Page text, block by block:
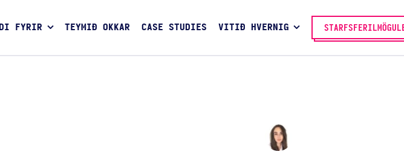
FYRIR TEYMIÐ OKKAR CASE STUDIES VITIÐ HVERNIG